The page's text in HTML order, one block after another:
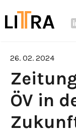
26. 02. 2024
ÖV in